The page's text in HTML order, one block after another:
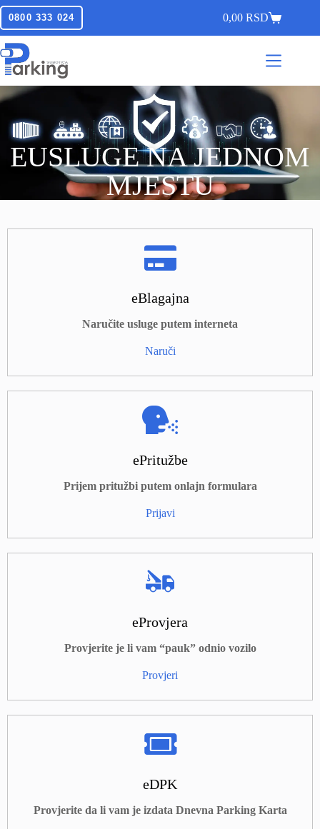
0800 333 024 0,00RSD
EUSLUGE NA JEDNOM
MJESTU
eBlagajna
Naručite usluge putem interneta
Naruči
ePritužbe
Prijem pritužbi putem onlajn formulara
Prijavi
eProvjera
Provjerite je li vam “pauk” odnio vozilo
Provjeri
eDPK
Provjerite da li vam je izdata Dnevna Parking Karta